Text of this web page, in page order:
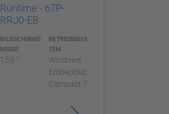
Runtime - 67P-
RRJ0-EB
BILDSCHIRMG
RÖSSE
15,6 "
BETRIEBSSYS
TEM
Windows
Embedded
Compact 7